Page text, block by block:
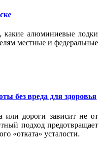
какие алюминиевые лодки
местные и федеральные
без вреда для здоровья
или дороги зависит не от
подход предотвращает
«отката» усталости.